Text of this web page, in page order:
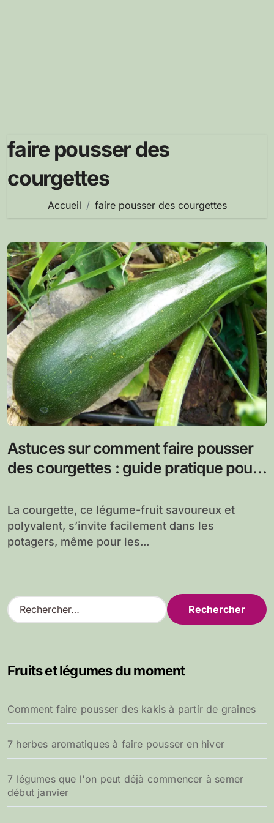
faire pousser des
courgettes
Accueil faire pousser des courgettes
Astuces sur comment faire pousser
des courgettes : guide pratique pour
La courgette, ce légume-fruit savoureux et
polyvalent, s’invite facilement dans les
potagers, même pour les...
R
e
r
e
r
:
Fruits et légumes du moment
Comment faire pousser des kakis à partir de graines
7 herbes aromatiques à faire pousser en hiver
7 légumes que l'on peut déjà commencer à semer
début janvier